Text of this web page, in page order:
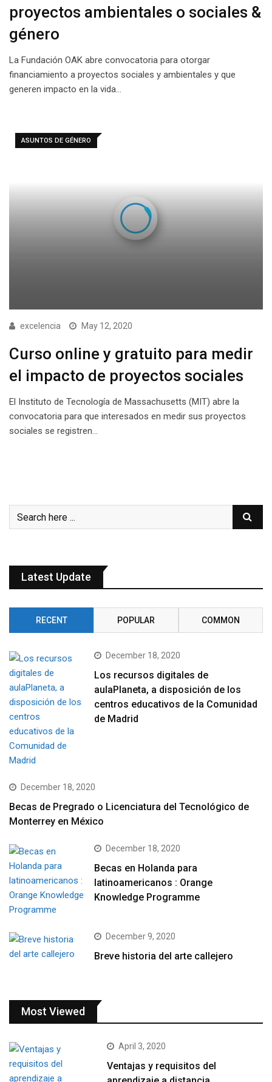
proyectos ambientales o sociales &
género
La Fundación OAK abre convocatoria para otorgar
financiamiento a proyectos sociales y ambientales y que
generen impacto en la vida…
ASUNTOS DE GÉNERO
excelencia May 12, 2020
Curso online y gratuito para medir
el impacto de proyectos sociales
El Instituto de Tecnología de Massachusetts (MIT) abre la
convocatoria para que interesados en medir sus proyectos
sociales se registren…
Latest Update
RECENT POPULAR COMMON
December 18, 2020
Los recursos digitales de
aulaPlaneta, a disposición de los
centros educativos de la Comunidad
de Madrid
December 18, 2020
Becas de Pregrado o Licenciatura del Tecnológico de
Monterrey en México
December 18, 2020
Becas en Holanda para
latinoamericanos : Orange
Knowledge Programme
December 9, 2020
Breve historia del arte callejero
Most Viewed
April 3, 2020
Ventajas y requisitos del